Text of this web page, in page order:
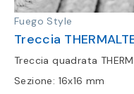
Fuego Style
Treccia
Treccia quadrata
Sezione: 16x16 mm